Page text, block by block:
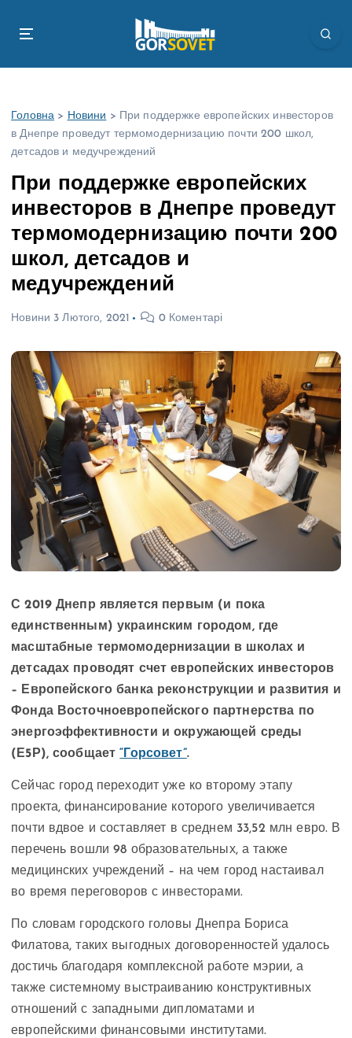
Головна > Новини >
При поддержке европейских инвесторов
в Днепре проведут термомодернизацию почти 200 школ,
детсадов и медучреждений
При поддержке европейских
инвесторов в Днепре проведут
термомодернизацию почти 200
школ, детсадов и
медучреждений
Новини 3 Лютого, 2021 0 Коментарі
С 2019 Днепр является первым (и пока
единственным) украинским городом, где
масштабные термомодернизации в школах и
детсадах проводят счет европейских инвесторов
– Европейского банка реконструкции и развития и
Фонда Восточноевропейского партнерства по
энергоэффективности и окружающей среды
(Е5Р), сообщает“Горсовет”.
Сейчас город переходит уже ко второму этапу
проекта, финансирование которого увеличивается
почти вдвое и составляет в среднем 33,52 млн евро. В
перечень вошли 98 образовательных, а также
медицинских учреждений – на чем город настаивал
во время переговоров с инвесторами.
По словам городского головы Днепра Бориса
Филатова, таких выгодных договоренностей удалось
достичь благодаря комплексной работе мэрии, а
также системному выстраиванию конструктивных
отношений с западными дипломатами и
европейскими финансовыми институтами.